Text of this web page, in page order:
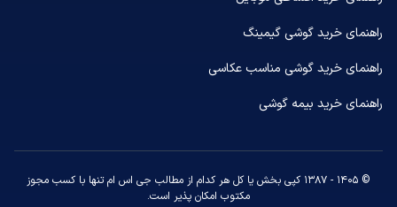
راهنمای خرید گوشی گیمینگ
راهنمای خرید گوشی مناسب عکاسی
راهنمای خرید بیمه گوشی
© ۱۴۰۵ - ۱۳۸۷ کپی بخش یا کل هر کدام از مطالب جی اس ام تنها با کسب مجوز
مکتوب امکان پذیر است.